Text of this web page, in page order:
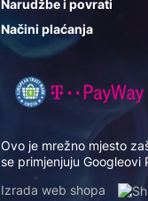
Narudžbe i povrati
Načini plaćanja
Ovo je mrežno mjesto
se primjenjuju Googleovi
Izrada web shopa